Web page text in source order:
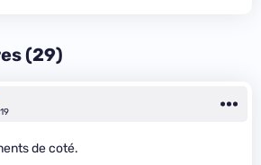
(29)
de coté.